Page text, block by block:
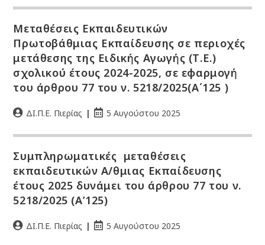
Μεταθέσεις Εκπαιδευτικών
Πρωτοβάθμιας Εκπαίδευσης σε περιοχές
μετάθεσης της Ειδικής Αγωγής (Τ.Ε.)
σχολικού έτους 2024-2025, σε εφαρμογή
του άρθρου 77 του ν. 5218/2025(Α΄125 )
ΔΙ.Π.Ε. Πιερίας 5 Αυγούστου 2025
Συμπληρωματικές μεταθέσεις
εκπαιδευτικών Α/θμιας Εκπαίδευσης
έτους 2025 δυνάμει του άρθρου 77 του ν.
5218/2025 (Α’125)
ΔΙ.Π.Ε. Πιερίας 5 Αυγούστου 2025